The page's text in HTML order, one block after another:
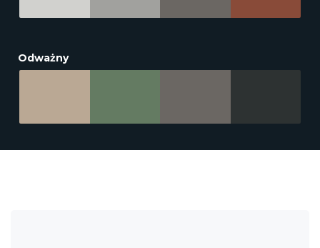
Odważny